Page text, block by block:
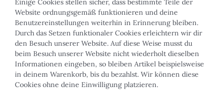
Einige Cookies stellen sicher, dass bestimmte Teile der
Website ordnungsgemäß funktionieren und deine
Benutzereinstellungen weiterhin in Erinnerung bleiben.
Durch das Setzen funktionaler Cookies erleichtern wir dir
den Besuch unserer Website. Auf diese Weise musst du
beim Besuch unserer Website nicht wiederholt dieselben
Informationen eingeben, so bleiben Artikel beispielsweise
in deinem Warenkorb, bis du bezahlst. Wir können diese
Cookies ohne deine Einwilligung platzieren.